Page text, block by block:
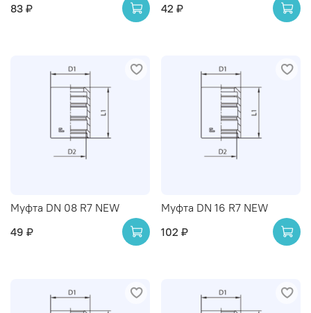
83 ₽
42 ₽
Муфта DN 08 R7 NEW
49 ₽
Муфта DN 16 R7 NEW
102 ₽